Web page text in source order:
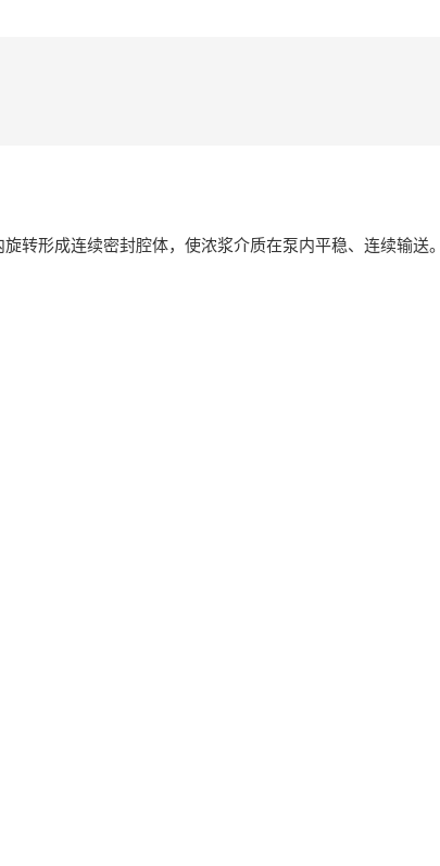
转形成连续密封腔体，使浓浆介质在泵内平稳、连续输